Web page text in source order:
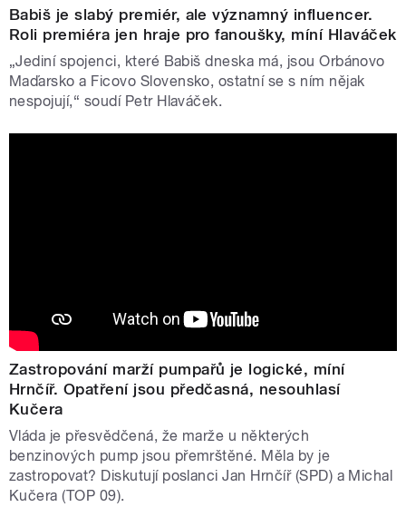
Babiš je slabý premiér, ale významný influencer.
Roli premiéra jen hraje pro fanoušky, míní Hlaváček
„Jediní spojenci, které Babiš dneska má, jsou Orbánovo
Maďarsko a Ficovo Slovensko, ostatní se s ním nějak
nespojují,“ soudí Petr Hlaváček.
Zastropování marží pumpařů je logické, míní
Hrnčíř. Opatření jsou předčasná, nesouhlasí
Kučera
Vláda je přesvědčená, že marže u některých
benzinových pump jsou přemrštěné. Měla by je
zastropovat? Diskutují poslanci Jan Hrnčíř (SPD) a Michal
Kučera (TOP 09).